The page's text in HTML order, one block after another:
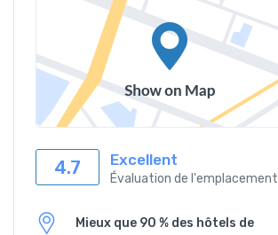
4.7 Excellent
Évaluation de l'emplacement
Mieux que 90 % des hôtels de